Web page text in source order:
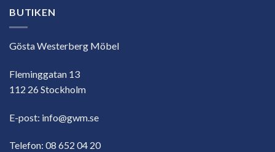
BUTIKEN
Gösta Westerberg Möbel
Fleminggatan 13
112 26 Stockholm
E-post: info@gwm.se
Telefon: 08 652 04 20